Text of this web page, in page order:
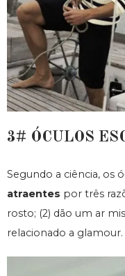
3# ÓCULOS
Segundo a ciência, os
atraentes por três
rosto; (2) dão um ar
relacionado a glamour.